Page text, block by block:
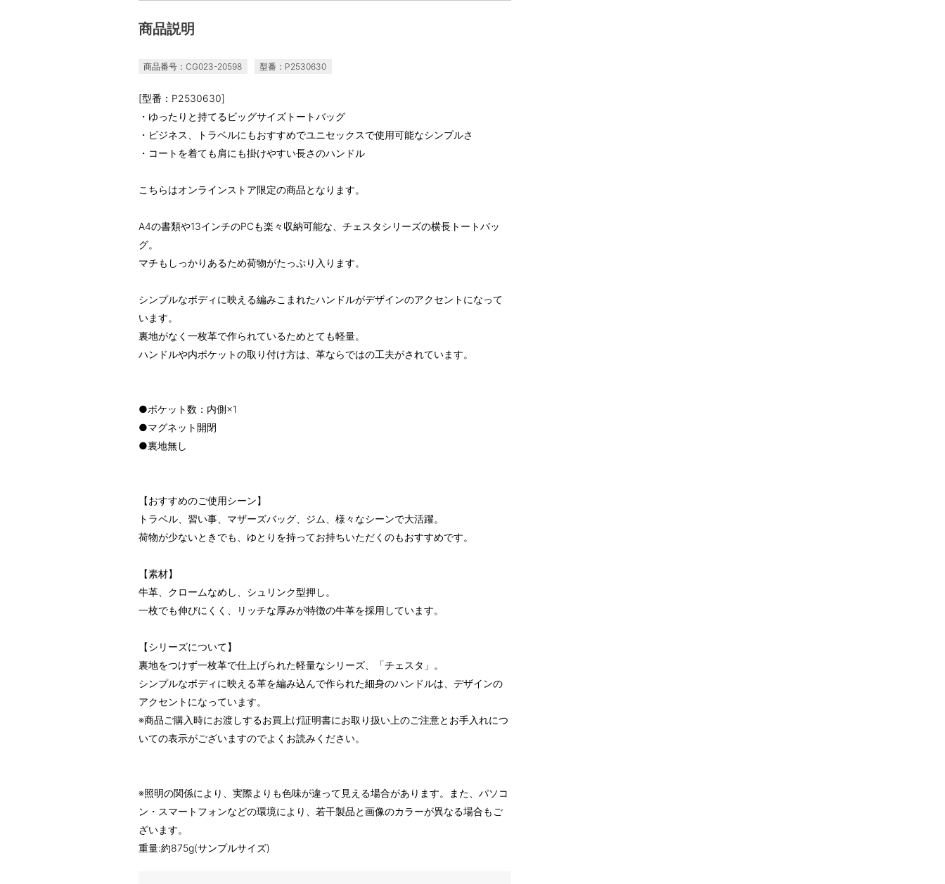
商品説明
商品番号：CG023-20598 型番：P2530630
[型番：P2530630]
・ゆったりと持てるビッグサイズトートバッグ
・ビジネス、トラベルにもおすすめでユニセックスで使用可能なシンプルさ
・コートを着ても肩にも掛けやすい長さのハンドル
こちらはオンラインストア限定の商品となります。
A4の書類や13インチのPCも楽々収納可能な、チェスタシリーズの横長トートバッ
グ。
マチもしっかりあるため荷物がたっぷり入ります。
シンプルなボディに映える編みこまれたハンドルがデザインのアクセントになって
います。
裏地がなく一枚革で作られているためとても軽量。
ハンドルや内ポケットの取り付け方は、革ならではの工夫がされています。
●ポケット数：内側×1
●マグネット開閉
●裏地無し
【おすすめのご使用シーン】
トラベル、習い事、マザーズバッグ、ジム、様々なシーンで大活躍。
荷物が少ないときでも、ゆとりを持ってお持ちいただくのもおすすめです。
【素材】
牛革、クロームなめし、シュリンク型押し。
一枚でも伸びにくく、リッチな厚みが特徴の牛革を採用しています。
【シリーズについて】
裏地をつけず一枚革で仕上げられた軽量なシリーズ、「チェスタ」。
シンプルなボディに映える革を編み込んで作られた細身のハンドルは、デザインの
アクセントになっています。
※商品ご購入時にお渡しするお買上げ証明書にお取り扱い上のご注意とお手入れにつ
いての表示がございますのでよくお読みください。
※照明の関係により、実際よりも色味が違って見える場合があります。また、パソコ
ン・スマートフォンなどの環境により、若干製品と画像のカラーが異なる場合もご
ざいます。
重量:約875g(サンプルサイズ)